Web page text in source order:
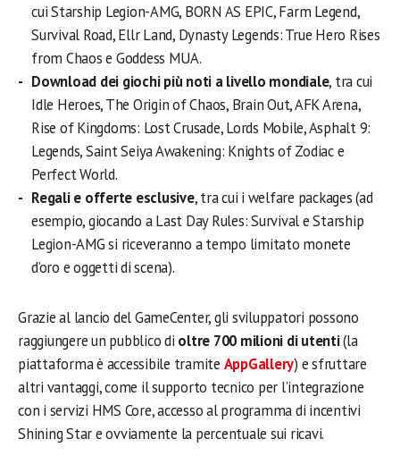
cui Starship Legion-AMG, BORN AS EPIC, Farm Legend,
Survival Road, Ellr Land, Dynasty Legends: True Hero Rises
from Chaos e Goddess MUA.
Download dei giochi più noti a livello mondiale, tra cui
Idle Heroes, The Origin of Chaos, Brain Out, AFK Arena,
Rise of Kingdoms: Lost Crusade, Lords Mobile, Asphalt 9:
Legends, Saint Seiya Awakening: Knights of Zodiac e
Perfect World.
Regali e offerte esclusive, tra cui i welfare packages (ad
esempio, giocando a Last Day Rules: Survival e Starship
Legion-AMG si riceveranno a tempo limitato monete
d’oro e oggetti di scena).
Grazie al lancio del GameCenter, gli sviluppatori possono
raggiungere un pubblico di oltre 700 milioni di utenti(la
piattaforma è accessibile tramite AppGallery) e sfruttare
altri vantaggi, come il supporto tecnico per l’integrazione
con i servizi HMS Core, accesso al programma di incentivi
Shining Star e ovviamente la percentuale sui ricavi.